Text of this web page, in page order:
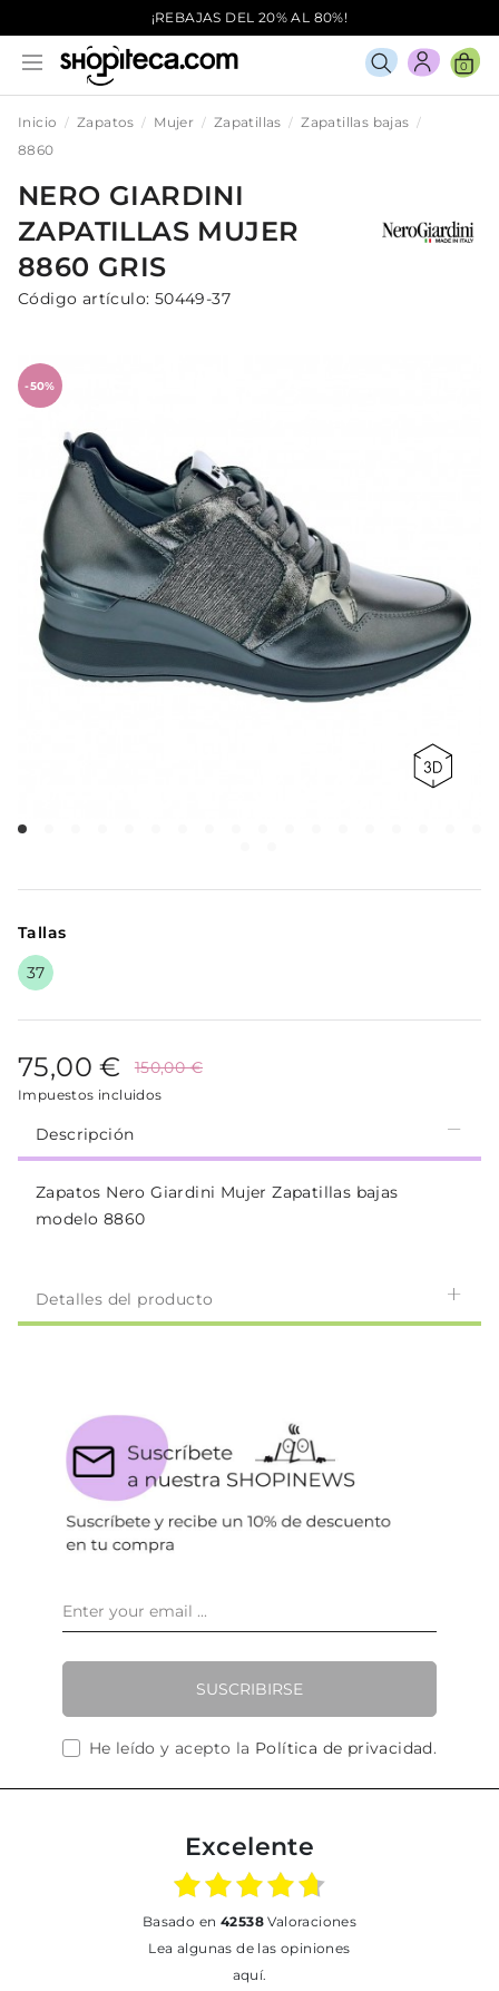
¡REBAJAS DEL 20% AL 80%!
0
Inicio Zapatos Mujer Zapatillas
Zapatillas bajas
8860
NERO GIARDINI
ZAPATILLAS MUJER
8860 GRIS
Código artículo: 50449-37
-50%
Tallas
37
75,00 € 150,00 €
Impuestos incluidos
Descripción
Zapatos Nero Giardini Mujer Zapatillas bajas
modelo 8860
Detalles del producto
SUSCRIBIRSE
He leído y acepto la Política de privacidad.
Excelente
basado en 42538Valoraciones
Lea algunas de las opiniones
aquí.